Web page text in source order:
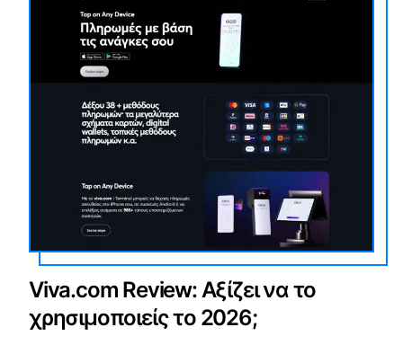
Viva.com Review: Αξίζει να το
χρησιμοποιείς το 2026;